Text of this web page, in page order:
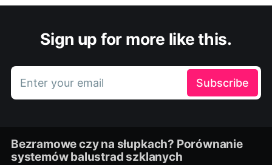
Sign up for more like this.
Enter your email Subscribe
Bezramowe czy na słupkach? Porównanie
systemów balustrad szklanych